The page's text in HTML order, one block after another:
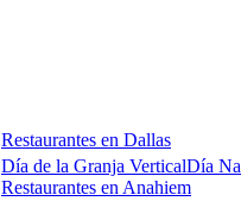
Restaurantes en Dallas
Día de la Granja VerticalDía
Restaurantes en Anahiem